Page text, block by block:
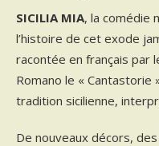
SICILIA MIA, la comédie
l’histoire de cet exode
racontée en français par
Romano le « Cantastorie
tradition sicilienne,
De nouveaux décors,